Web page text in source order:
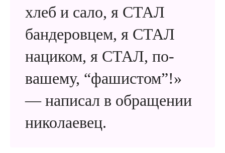
хлеб и сало, я СТАЛ
бандеровцем, я СТАЛ
нациком, я СТАЛ, по-
вашему, “фашистом”!»
— написал в обращении
николаевец.